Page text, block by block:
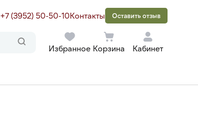
+7 (3952) 50-50-10Контакты Оставить отзыв
Избранное Корзина Кабинет